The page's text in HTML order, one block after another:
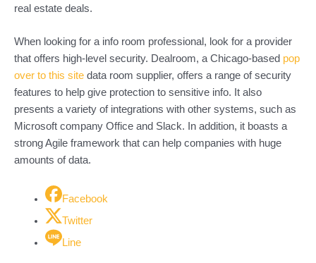
real estate deals.
When looking for a info room professional, look for a provider
that offers high-level security. Dealroom, a Chicago-based pop
over to this site data room supplier, offers a range of security
features to help give protection to sensitive info. It also
presents a variety of integrations with other systems, such as
Microsoft company Office and Slack. In addition, it boasts a
strong Agile framework that can help companies with huge
amounts of data.
Facebook
Twitter
Line